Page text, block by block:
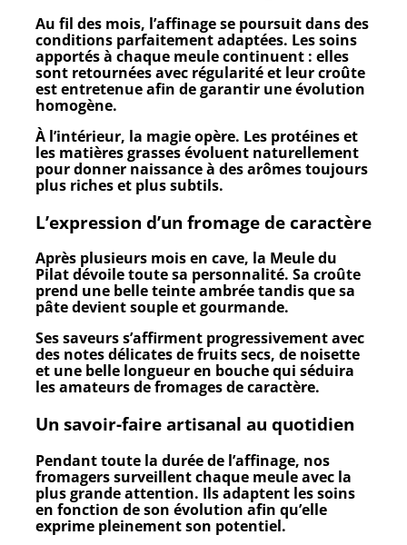
Au fil des mois, l’affinage se poursuit dans des
conditions parfaitement adaptées. Les soins
apportés à chaque meule continuent : elles
sont retournées avec régularité et leur croûte
est entretenue afin de garantir une évolution
homogène.
À l’intérieur, la magie opère. Les protéines et
les matières grasses évoluent naturellement
pour donner naissance à des arômes toujours
plus riches et plus subtils.
L’expression d’un fromage de caractère
Après plusieurs mois en cave, la Meule du
Pilat dévoile toute sa personnalité. Sa croûte
prend une belle teinte ambrée tandis que sa
pâte devient souple et gourmande.
Ses saveurs s’affirment progressivement avec
des notes délicates de fruits secs, de noisette
et une belle longueur en bouche qui séduira
les amateurs de fromages de caractère.
Un savoir-faire artisanal au quotidien
Pendant toute la durée de l’affinage, nos
fromagers surveillent chaque meule avec la
plus grande attention. Ils adaptent les soins
en fonction de son évolution afin qu’elle
exprime pleinement son potentiel.